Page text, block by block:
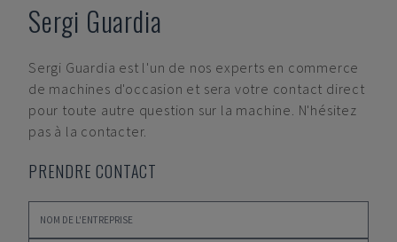
Sergi Guardia
Sergi Guardia est l'un de nos experts en commerce
de machines d'occasion et sera votre contact direct
pour toute autre question sur la machine. N'hésitez
pas à la contacter.
PRENDRE CONTACT